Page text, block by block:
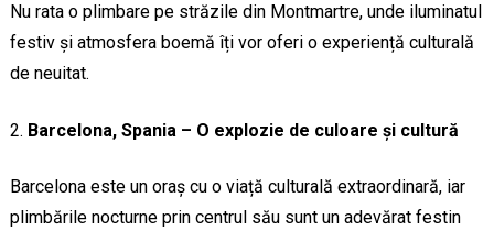
Nu rata o plimbare pe străzile din Montmartre, unde iluminatul
festiv și atmosfera boemă îți vor oferi o experiență culturală
de neuitat.
Barcelona, Spania – O explozie de culoare și cultură
Barcelona este un oraș cu o viață culturală extraordinară, iar
plimbările nocturne prin centrul său sunt un adevărat festin